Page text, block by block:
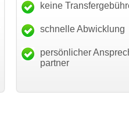
"Ich bin dankbar, meine
Wunschdomain gefunden zu
haben. Die Domain passt für
mein Business und mich
hundertprozentig."
keine
schnelle Abwicklung
persönlicher
partner